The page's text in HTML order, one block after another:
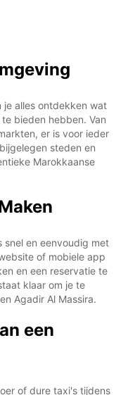
je alles ontdekken wat
bieden hebben. Van
er is voor ieder
steden en
Marokkaanse
snel en eenvoudig met
of mobiele app
en een reservatie te
klaar om je te
Agadir Al Massira.
een
of dure taxi's tijdens